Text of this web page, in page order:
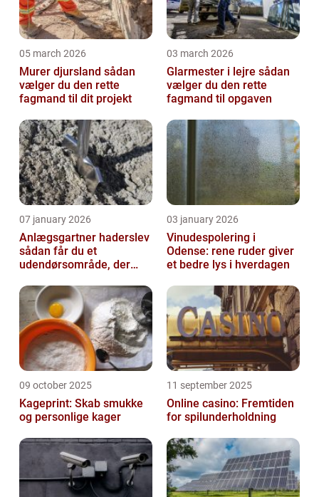
05 march 2026
Murer djursland sådan
vælger du den rette
fagmand til dit projekt
03 march 2026
Glarmester i lejre sådan
vælger du den rette
fagmand til opgaven
07 january 2026
Anlægsgartner haderslev
sådan får du et
udendørsområde, der
03 january 2026
Vinudespolering i
Odense: rene ruder giver
et bedre lys i hverdagen
09 october 2025
Kageprint: Skab smukke
og personlige kager
11 september 2025
Online casino: Fremtiden
for spilunderholdning